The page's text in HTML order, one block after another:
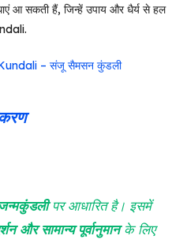
आ सकती हैं, जिन्हें उपाय और धैर्य से हल
– संजू सैमसन कुंडली
पर आधारित है। इसमें
और सामान्य पूर्वानुमानके लिए